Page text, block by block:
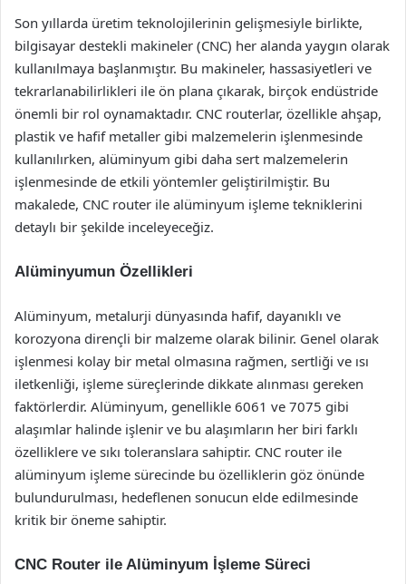
Son yıllarda üretim teknolojilerinin gelişmesiyle birlikte,
bilgisayar destekli makineler (CNC) her alanda yaygın olarak
kullanılmaya başlanmıştır. Bu makineler, hassasiyetleri ve
tekrarlanabilirlikleri ile ön plana çıkarak, birçok endüstride
önemli bir rol oynamaktadır. CNC routerlar, özellikle ahşap,
plastik ve hafif metaller gibi malzemelerin işlenmesinde
kullanılırken, alüminyum gibi daha sert malzemelerin
işlenmesinde de etkili yöntemler geliştirilmiştir. Bu
makalede, CNC router ile alüminyum işleme tekniklerini
detaylı bir şekilde inceleyeceğiz.
Alüminyumun Özellikleri
Alüminyum, metalurji dünyasında hafif, dayanıklı ve
korozyona dirençli bir malzeme olarak bilinir. Genel olarak
işlenmesi kolay bir metal olmasına rağmen, sertliği ve ısı
iletkenliği, işleme süreçlerinde dikkate alınması gereken
faktörlerdir. Alüminyum, genellikle 6061 ve 7075 gibi
alaşımlar halinde işlenir ve bu alaşımların her biri farklı
özelliklere ve sıkı toleranslara sahiptir. CNC router ile
alüminyum işleme sürecinde bu özelliklerin göz önünde
bulundurulması, hedeflenen sonucun elde edilmesinde
kritik bir öneme sahiptir.
CNC Router ile Alüminyum İşleme Süreci